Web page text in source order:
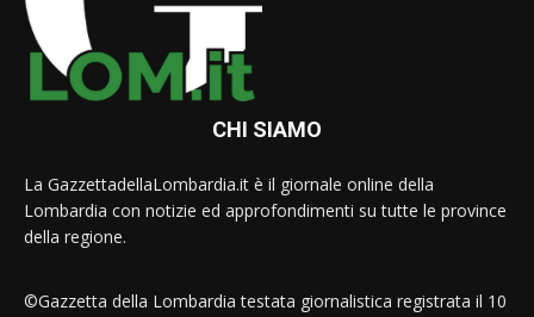
CHI SIAMO
La GazzettadellaLombardia.it è il giornale online della
Lombardia con notizie ed approfondimenti su tutte le province
della regione.
©Gazzetta della Lombardia testata giornalistica registrata il 10